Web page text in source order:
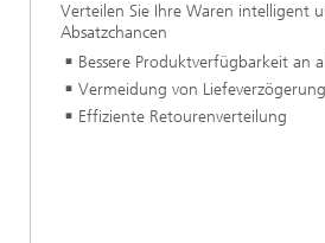
Verteilen Sie Ihre Waren intelligent
Absatzchancen
Bessere Produktverfügbarkeit an
Vermeidung von
Effiziente Retourenverteilung